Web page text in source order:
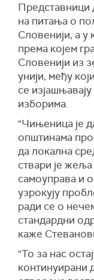
Представници
на питања о
Словенији, а у
према којем
Словенији из
унији, међу
се
изборима.
"Чињеница је
општинама
да локална
ствари је
самоуправа и
узрокују
ради се о
стандардни
каже
"То за нас
континуирани